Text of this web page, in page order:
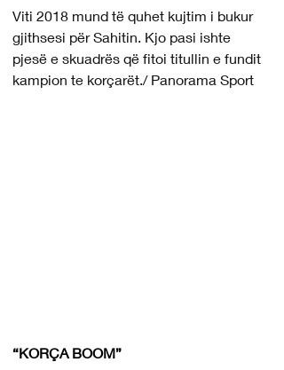
Viti 2018 mund të quhet kujtim i bukur
gjithsesi për Sahitin. Kjo pasi ishte
pjesë e skuadrës që fitoi titullin e fundit
kampion te korçarët./ Panorama Sport
“KORÇA BOOM”